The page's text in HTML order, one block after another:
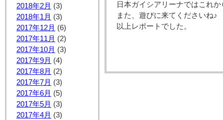
2018年2月 (3)
2018年1月 (3)
2017年12月 (6)
2017年11月 (2)
2017年10月 (3)
2017年9月 (4)
2017年8月 (2)
2017年7月 (3)
2017年6月 (5)
2017年5月 (3)
2017年4月 (3)
日本ガイシアリーナではこれ
また、遊びに来てくださいね♪
以上レポートでした。